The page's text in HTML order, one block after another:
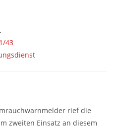
1/43
rief die
zweiten Einsatz an diesem